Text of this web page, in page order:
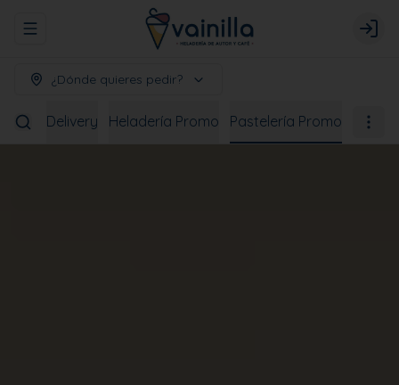
Abrir menu de navegación Login
¿Dónde quieres pedir?
Delivery Heladería Promo Pastelería Promo